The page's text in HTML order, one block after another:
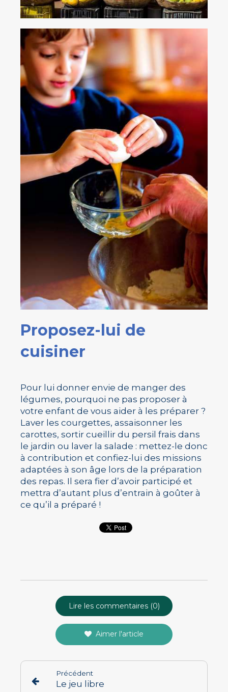
Proposez-lui de
cuisiner
Pour lui donner envie de manger des
légumes, pourquoi ne pas proposer à
votre enfant de vous aider à les préparer ?
Laver les courgettes, assaisonner les
carottes, sortir cueillir du persil frais dans
le jardin ou laver la salade : mettez-le donc
à contribution et confiez-lui des missions
adaptées à son âge lors de la préparation
des repas. Il sera fier d’avoir participé et
mettra d’autant plus d’entrain à goûter à
ce qu’il a préparé !
Lire les commentaires (0)
Aimer l'article
Précédent
Le jeu libre